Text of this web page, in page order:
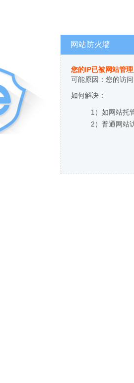
网站防火墙
您的IP已被网站管
可能原因：您的访
如何解决：
1）如网站托
2）普通网站